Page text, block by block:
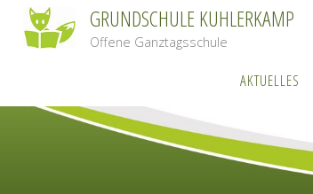
Inhalt
GRUNDSCHULE KUHLERKAMP
Offene Ganztagsschule
AKTUELLES